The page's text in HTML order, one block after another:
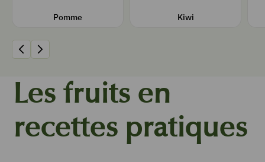
Pomme Kiwi
Précédent
Suivant
Les fruits en
recettes pratiques